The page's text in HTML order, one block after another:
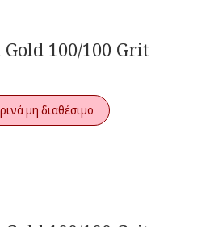
Gold 100/100 Grit
μη διαθέσιμο